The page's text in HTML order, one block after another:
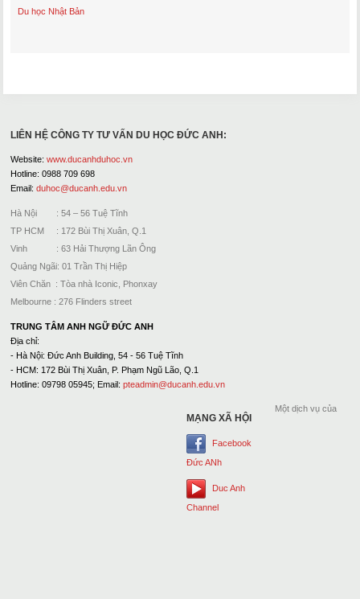
Du học Nhật Bản
LIÊN HỆ CÔNG TY TƯ VẤN DU HỌC ĐỨC ANH:
Website: www.ducanhduhoc.vn
Hotline: 0988 709 698
Email: duhoc@ducanh.edu.vn
Hà Nội : 54 – 56 Tuệ Tĩnh
TP HCM : 172 Bùi Thị Xuân, Q.1
Vinh : 63 Hải Thượng Lãn Ông
Quảng Ngãi: 01 Trần Thị Hiệp
Viên Chăn : Tòa nhà Iconic, Phonxay
Melbourne : 276 Flinders street
TRUNG TÂM ANH NGỮ ĐỨC ANH
Địa chỉ:
- Hà Nội: Đức Anh Building, 54 - 56 Tuệ Tĩnh
- HCM: 172 Bùi Thị Xuân, P. Phạm Ngũ Lão, Q.1
Hotline: 09798 05945; Email: pteadmin@ducanh.edu.vn
MẠNG XÃ HỘI
Facebook
Đức ANh
Duc Anh
Channel
Một dịch vụ của